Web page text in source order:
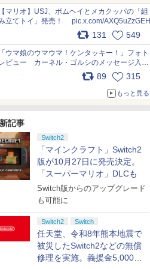
Kgl04hZaeg
マリオ】USJ、ボムヘイとメカクッパの「組
み立てトイ」発売！ pic.x.com/AXQ5uZzGEH
131 549
ウマ娘のウマウマ！ケンタッキー！」フォト
ビュー カーネル・ゴルシのメッセージ入り
ッケージや描き下ろしトレカなどが登場
89 315
もっと見る
記事
Switch2
「マインクラフト」Switch2
版が10月27日に発売決定。
「スーパーマリオ」DLCも
Switch版からのアップグレード
も可能に
Switch2 Switch
任天堂、令和8年熊本地震で
被災したSwitch2などの無償
修理を実施。義援金5,000万